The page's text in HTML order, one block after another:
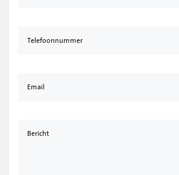
Telefoonnummer ​
Email
Bericht